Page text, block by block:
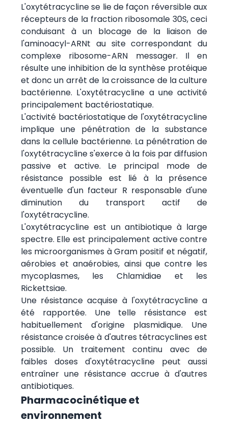
L'oxytétracycline se lie de façon réversible aux
récepteurs de la fraction ribosomale 30S, ceci
conduisant à un blocage de la liaison de
l'aminoacyl-ARNt au site correspondant du
complexe ribosome-ARN messager. Il en
résulte une inhibition de la synthèse protéique
et donc un arrêt de la croissance de la culture
bactérienne. L'oxytétracycline a une activité
principalement bactériostatique.
L'activité bactériostatique de l'oxytétracycline
implique une pénétration de la substance
dans la cellule bactérienne. La pénétration de
l'oxytétracycline s'exerce à la fois par diffusion
passive et active. Le principal mode de
résistance possible est lié à la présence
éventuelle d'un facteur R responsable d'une
diminution du transport actif de
l'oxytétracycline.
L'oxytétracycline est un antibiotique à large
spectre. Elle est principalement active contre
les microorganismes à Gram positif et négatif,
aérobies et anaérobies, ainsi que contre les
mycoplasmes, les Chlamidiae et les
Rickettsiae.
Une résistance acquise à l'oxytétracycline a
été rapportée. Une telle résistance est
habituellement d'origine plasmidique. Une
résistance croisée à d'autres tétracyclines est
possible. Un traitement continu avec de
faibles doses d'oxytétracycline peut aussi
entraîner une résistance accrue à d'autres
antibiotiques.
Pharmacocinétique et
environnement